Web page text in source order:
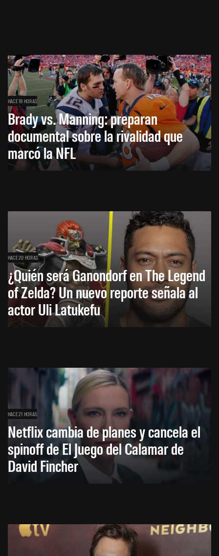
HACE 19 HORAS
Brady vs. Manning: preparan
documental sobre la rivalidad que
marcó la NFL
HACE 20 HORAS
¿Quién será Ganondorf en The Legend
of Zelda? Un nuevo reporte señala al
actor Uli Latukefu
HACE 21 HORAS
Netflix cambia de planes y cancela el
spinoff de El Juego del Calamar de
David Fincher